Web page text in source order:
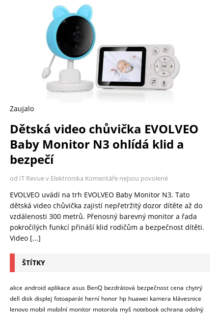
Zaujalo
Dětská video chůvička EVOLVEO
Baby Monitor N3 ohlídá klid a
bezpečí
od IT Revue v Elektronika Komentáře nejsou povolené
EVOLVEO uvádí na trh EVOLVEO Baby Monitor N3. Tato
dětská video chůvička zajistí nepřetržitý dozor dítěte až do
vzdálenosti 300 metrů. Přenosný barevný monitor a řada
pokročilých funkcí přináší klid rodičům a bezpečnost dítěti.
Video [...]
ŠTÍTKY
akce android aplikace asus BenQ bezdrátová bezpečnost cena chytrý
dell disk displej fotoaparát herní honor hp huawei kamera klávesnice
lenovo mobil mobilní monitor motorola myš notebook ochrana odolný